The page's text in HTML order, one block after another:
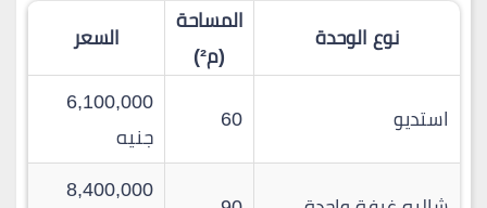
نوع الوحدة
المساحة
(م²)
السعر
استديو 60
6,100,000
جنيه
8,400,000